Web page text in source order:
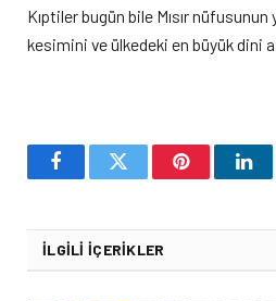
Kıptiler bugün bile Mısır nüfusunun
kesimini ve ülkedeki en büyük dini
FacebookTwitter Pinterest
İLGILI İÇERIKLER